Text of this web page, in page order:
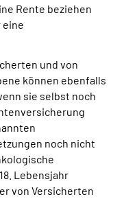
Rente beziehen
eine
und von
können ebenfalls
sie selbst noch
noch nicht
Lebensjahr
von Versicherten